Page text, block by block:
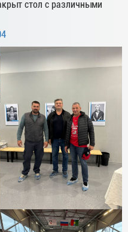
стол с различными